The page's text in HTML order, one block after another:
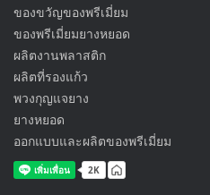
ของขวัญของพรีเมี่ยม
ของพรีเมี่ยมยางหยอด
ผลิตงานพลาสติก
ผลิตที่รองแก้ว
พวงกุญแจยาง
ยางหยอด
ออกแบบและผลิตของพรีเมี่ยม